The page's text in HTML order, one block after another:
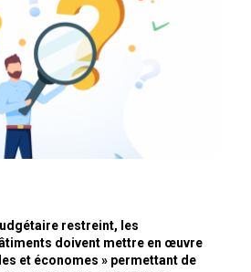
restreint, les
doivent mettre en œuvre
et économes » permettant de